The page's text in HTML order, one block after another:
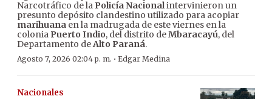
Narcotráfico de la Policía Nacionalintervinieron un
presunto depósito clandestino utilizado para acopiar
marihuana en la madrugada de este viernes en la
colonia Puerto Indio, del distrito deMbaracayú, del
Departamento deAlto Paraná.
Agosto 7, 2026 02:04 p. m. · Edgar Medina
Nacionales